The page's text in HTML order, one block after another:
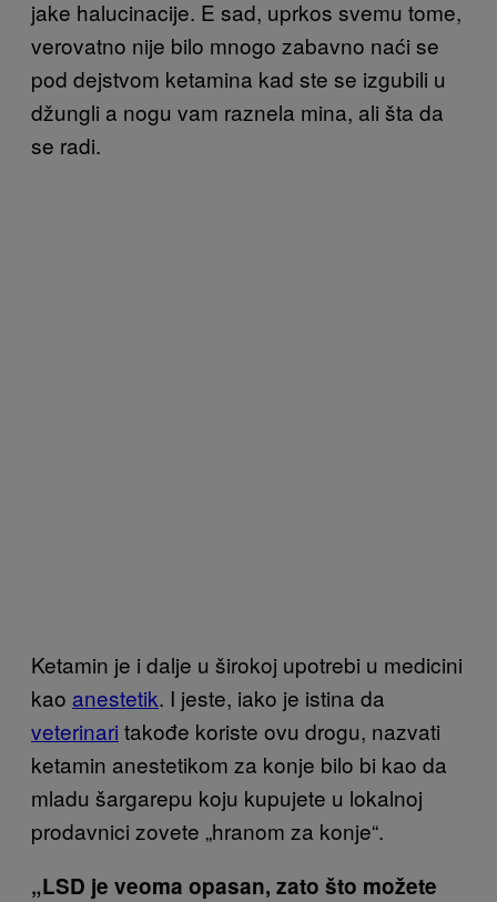
jake halucinacije. E sad, uprkos svemu tome,
verovatno nije bilo mnogo zabavno naći se
pod dejstvom ketamina kad ste se izgubili u
džungli a nogu vam raznela mina, ali šta da
se radi.
Ketamin je i dalje u širokoj upotrebi u medicini
kao anestetik. I jeste, iako je istina da
veterinari takođe koriste ovu drogu, nazvati
ketamin anestetikom za konje bilo bi kao da
mladu šargarepu koju kupujete u lokalnoj
prodavnici zovete „hranom za konje“.
„LSD je veoma opasan, zato što možete